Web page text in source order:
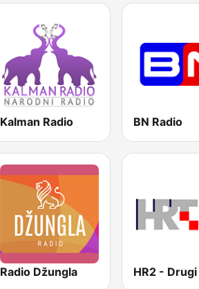
Kalman Radio BN Radio
Radio Džungla